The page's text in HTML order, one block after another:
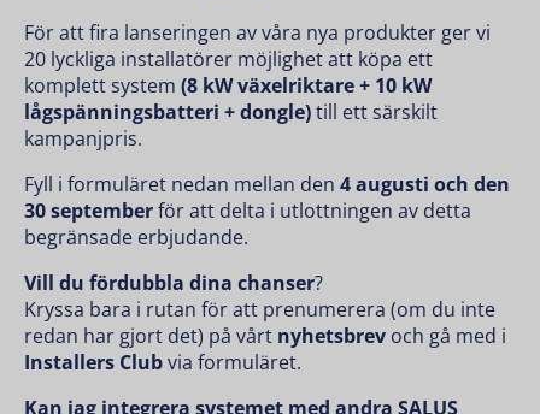
För att fira lanseringen av våra nya produkter ger vi
20 lyckliga installatörer möjlighet att köpa ett
komplett system (8 kW växelriktare + 10 kW
lågspänningsbatteri + dongle)till ett särskilt
kampanjpris.
Fyll i formuläret nedan mellan den 4 augusti och den
30 septemberför att delta i utlottningen av detta
begränsade erbjudande.
Vill du fördubbla dina chanser?
Kryssa bara i rutan för att prenumerera (om du inte
redan har gjort det) på vårt nyhetsbrev och gå med i
Installers Clubvia formuläret.
Kan jag integrera systemet med andra SALUS